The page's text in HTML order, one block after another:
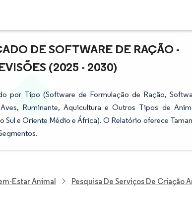
DE SOFTWARE DE RAÇÃO -
(2025 - 2030)
por Tipo (Software de Formulação de Ração,
Ruminante, Aquicultura e Outros Tipos de
e Oriente Médio e África). O Relatório oferece
Estar Animal Pesquisa De Serviços De Criação